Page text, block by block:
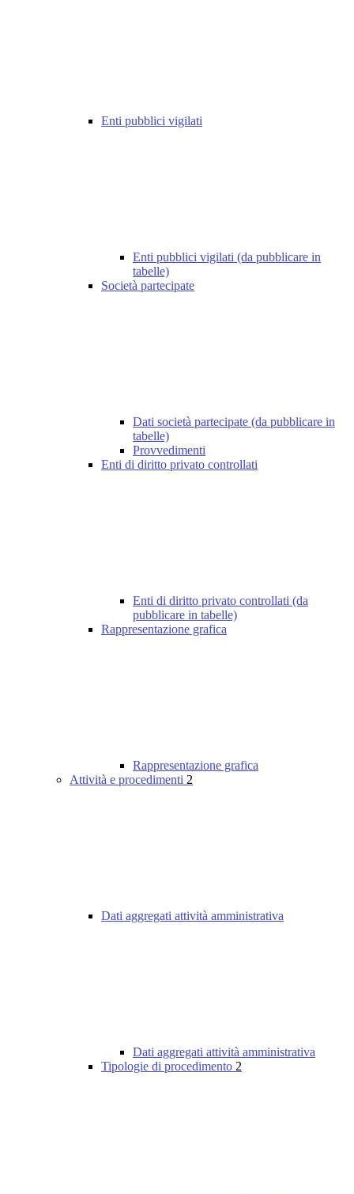
Enti pubblici vigilati
Enti pubblici vigilati (da pubblicare in
tabelle)
Società partecipate
Dati società partecipate (da pubblicare in
tabelle)
Provvedimenti
Enti di diritto privato controllati
Enti di diritto privato controllati (da
pubblicare in tabelle)
Rappresentazione grafica
Rappresentazione grafica
Attività e procedimenti 2
Dati aggregati attività amministrativa
Dati aggregati attività amministrativa
Tipologie di procedimento 2